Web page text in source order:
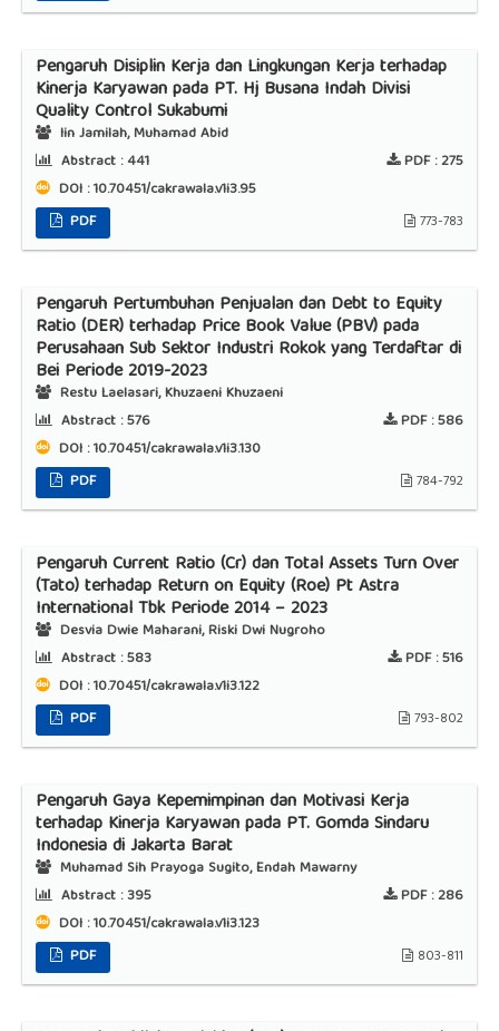
Pengaruh Disiplin Kerja dan Lingkungan Kerja terhadap
Kinerja Karyawan pada PT. Hj Busana Indah Divisi
Quality Control Sukabumi
Iin Jamilah, Muhamad Abid
Abstract :441 PDF :275
DOI : 10.70451/cakrawala.v1i3.95
PDF
773-783
Pengaruh Pertumbuhan Penjualan dan Debt to Equity
Ratio (DER) terhadap Price Book Value (PBV) pada
Perusahaan Sub Sektor Industri Rokok yang Terdaftar di
Bei Periode 2019-2023
Restu Laelasari, Khuzaeni Khuzaeni
Abstract :576 PDF :586
DOI : 10.70451/cakrawala.v1i3.130
PDF
784-792
Pengaruh Current Ratio (Cr) dan Total Assets Turn Over
(Tato) terhadap Return on Equity (Roe) Pt Astra
International Tbk Periode 2014 – 2023
Desvia Dwie Maharani, Riski Dwi Nugroho
Abstract :583 PDF :516
DOI : 10.70451/cakrawala.v1i3.122
PDF
793-802
Pengaruh Gaya Kepemimpinan dan Motivasi Kerja
terhadap Kinerja Karyawan pada PT. Gomda Sindaru
Indonesia di Jakarta Barat
Muhamad Sih Prayoga Sugito, Endah Mawarny
Abstract :395 PDF :286
DOI : 10.70451/cakrawala.v1i3.123
PDF
803-811